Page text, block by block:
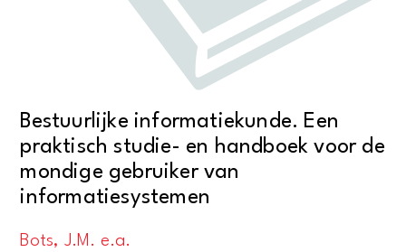
Bestuurlijke informatiekunde. Een
praktisch studie- en handboek voor de
mondige gebruiker van
informatiesystemen
Bots, J.M. e.a.